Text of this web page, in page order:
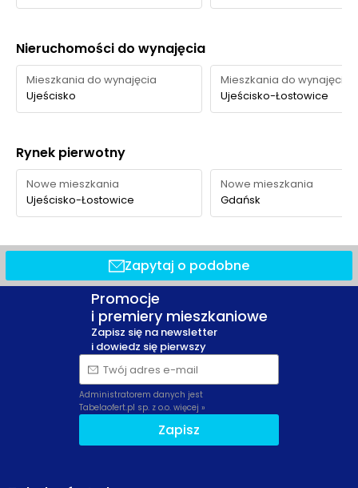
Nieruchomości do wynajęcia
Mieszkania do wynajęcia
Ujeścisko
Mieszkania do wynajęcia
Ujeścisko-Łostowice
Rynek pierwotny
Nowe mieszkania
Ujeścisko-Łostowice
Nowe mieszkania
Gdańsk
Zapytaj o podobne
Promocje
i premiery mieszkaniowe
Zapisz się na newsletter
i dowiedz się pierwszy
Twój adres e-mail
Administratorem danych jest
Tabelaofert.pl sp. z o.o. więcej »
Zapisz